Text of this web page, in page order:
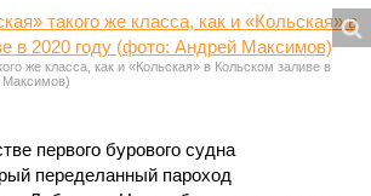
же класса, как и «Кольская» в Кольском заливе в
Максимов)
первого бурового судна
переделанный пароход